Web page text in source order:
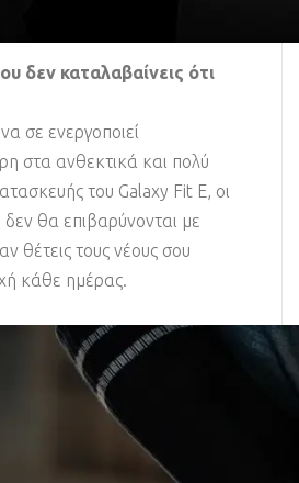
δεν καταλαβαίνεις ότι
σε ενεργοποιεί
στα ανθεκτικά και πολύ
του Galaxy Fit E, οι
δεν θα επιβαρύνονται με
θέτεις τους νέους σου
κάθε ημέρας.